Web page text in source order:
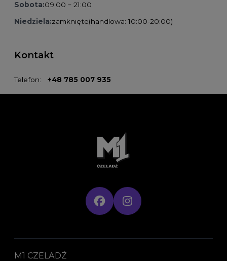
Sobota:09:00 – 21:00
Niedziela:zamknięte(handlowa: 10:00-20:00)
Kontakt
Telefon: +48 785 007 935
M1 CZELADŹ